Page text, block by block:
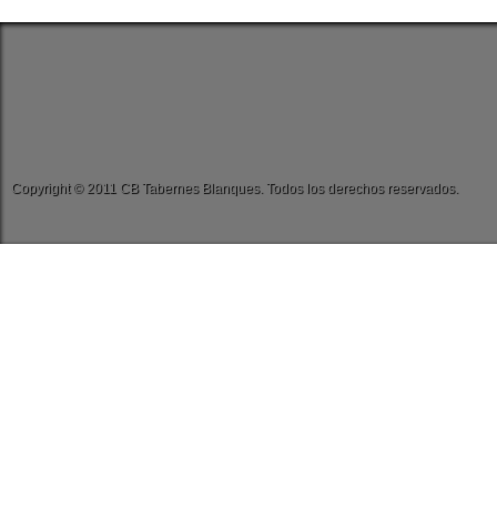
Copyright © 2011 CB Tabernes Blanques. Todos los derechos reservados.